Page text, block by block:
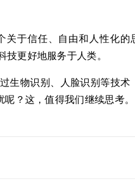
关于信任、自由和人性化的
更好地服务于人类。
生物识别、人脸识别等技术
？这，值得我们继续思考。